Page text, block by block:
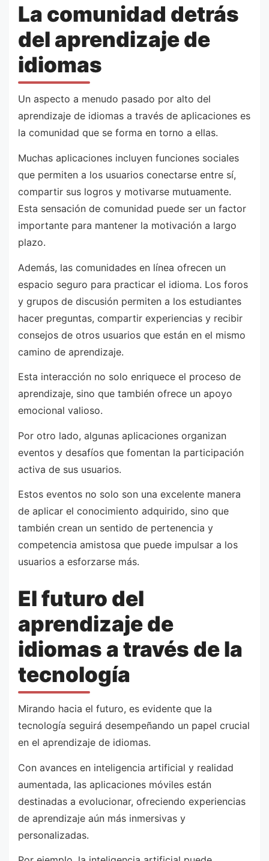
La comunidad detrás
del aprendizaje de
idiomas
Un aspecto a menudo pasado por alto del
aprendizaje de idiomas a través de aplicaciones es
la comunidad que se forma en torno a ellas.
Muchas aplicaciones incluyen funciones sociales
que permiten a los usuarios conectarse entre sí,
compartir sus logros y motivarse mutuamente.
Esta sensación de comunidad puede ser un factor
importante para mantener la motivación a largo
plazo.
Además, las comunidades en línea ofrecen un
espacio seguro para practicar el idioma. Los foros
y grupos de discusión permiten a los estudiantes
hacer preguntas, compartir experiencias y recibir
consejos de otros usuarios que están en el mismo
camino de aprendizaje.
Esta interacción no solo enriquece el proceso de
aprendizaje, sino que también ofrece un apoyo
emocional valioso.
Por otro lado, algunas aplicaciones organizan
eventos y desafíos que fomentan la participación
activa de sus usuarios.
Estos eventos no solo son una excelente manera
de aplicar el conocimiento adquirido, sino que
también crean un sentido de pertenencia y
competencia amistosa que puede impulsar a los
usuarios a esforzarse más.
El futuro del
aprendizaje de
idiomas a través de la
tecnología
Mirando hacia el futuro, es evidente que la
tecnología seguirá desempeñando un papel crucial
en el aprendizaje de idiomas.
Con avances en inteligencia artificial y realidad
aumentada, las aplicaciones móviles están
destinadas a evolucionar, ofreciendo experiencias
de aprendizaje aún más inmersivas y
personalizadas.